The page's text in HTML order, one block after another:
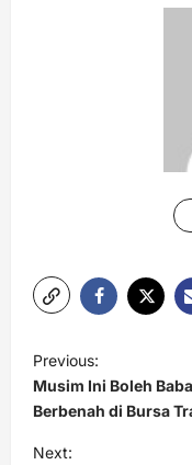
P
o
s
t
Previous:
Musim Ini Boleh
Berbenah di Bursa
Next: